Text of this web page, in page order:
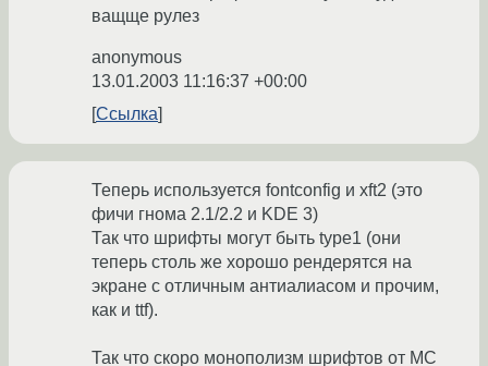
ващще рулез
anonymous
13.01.2003 11:16:37 +00:00
Ссылка
Теперь используется fontconfig и xft2 (это
фичи гнома 2.1/2.2 и KDE 3)
Так что шрифты могут быть type1 (они
теперь столь же хорошо рендерятся на
экране с отличным антиалиасом и прочим,
как и ttf).
Так что скоро монополизм шрифтов от МС